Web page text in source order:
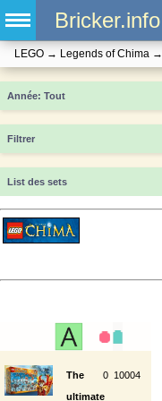
Bricker.info
LEGO → Legends of Chima →
Année
Filtrer
List des sets
The
ultimate
0 10004